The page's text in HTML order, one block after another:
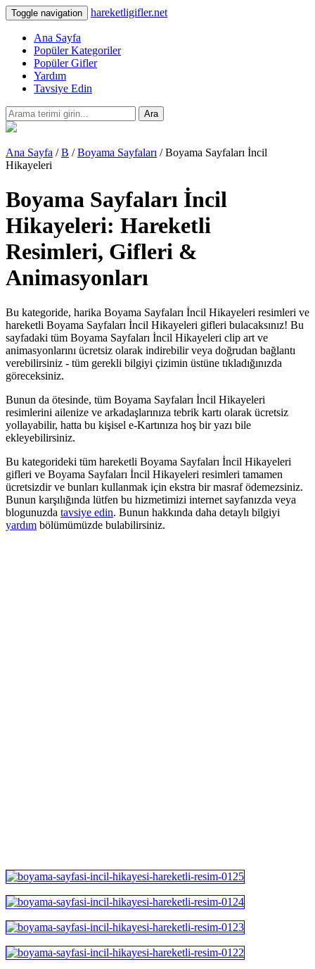
Toggle navigation hareketligifler.net
Ana Sayfa
Popüler Kategoriler
Popüler Gifler
Yardım
Tavsiye Edin
Ara
Ana Sayfa /B /Boyama Sayfaları / Boyama Sayfaları İncil
Hikayeleri
Boyama Sayfaları İncil
Hikayeleri: Hareketli
Resimleri, Gifleri &
Animasyonları
Bu kategoride, harika Boyama Sayfaları İncil Hikayeleri resimleri ve
hareketli Boyama Sayfaları İncil Hikayeleri gifleri bulacaksınız! Bu
sayfadaki tüm Boyama Sayfaları İncil Hikayeleri clip art ve
animasyonlarını ücretsiz olarak indirebilir veya doğrudan bağlantı
verebilirsiniz - tüm gerekli bilgiyi çizimin üstüne tıkladığınızda
göreceksiniz.
Bunun da ötesinde, tüm Boyama Sayfaları İncil Hikayeleri
resimlerini ailenize ve arkadaşlarınıza tebrik kartı olarak ücretsiz
yollayabilir, hatta bu kişisel e-Kartınıza hoş bir yazı bile
ekleyebilirsiniz.
Bu kategorideki tüm hareketli Boyama Sayfaları İncil Hikayeleri
gifleri ve Boyama Sayfaları İncil Hikayeleri resimleri tamamen
ücretsizdir ve bunları kullanmak için ekstra bir masraf ödemezsiniz.
Bunun karşılığında lütfen bu hizmetimizi internet sayfanızda veya
blogunuzda tavsiye edin. Bunun hakkında daha detaylı bilgiyi
yardım bölümümüzde bulabilirsiniz.